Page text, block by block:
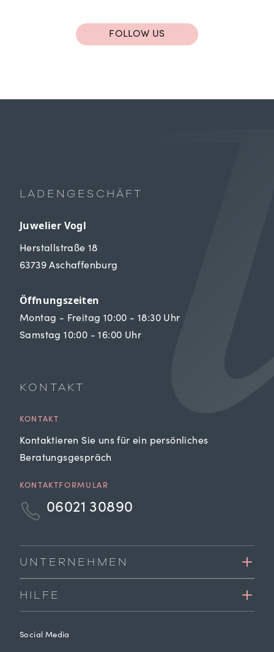
FOLLOW US
LADENGESCHÄFT
Juwelier Vogl
Herstallstraße 18
63739 Aschaffenburg
Öffnungszeiten
Montag - Freitag 10:00 - 18:30 Uhr
Samstag 10:00 - 16:00 Uhr
KONTAKT
KONTAKT
Kontaktieren Sie uns für ein persönliches
Beratungsgespräch
KONTAKTFORMULAR
06021 30890
UNTERNEHMEN
HILFE
Social Media